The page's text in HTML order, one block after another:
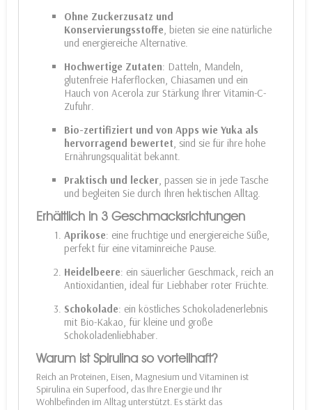
Ohne Zuckerzusatz und
Konservierungsstoffe, bieten sie eine natürliche
und energiereiche Alternative.
Hochwertige Zutaten: Datteln, Mandeln,
glutenfreie Haferflocken, Chiasamen und ein
Hauch von Acerola zur Stärkung Ihrer Vitamin-C-
Zufuhr.
Bio-zertifiziert und von Apps wie Yuka als
hervorragend bewertet, sind sie für ihre hohe
Ernährungsqualität bekannt.
Praktisch und lecker, passen sie in jede Tasche
und begleiten Sie durch Ihren hektischen Alltag.
Erhältlich in 3 Geschmacksrichtungen
Aprikose: eine fruchtige und energiereiche Süße,
perfekt für eine vitaminreiche Pause.
Heidelbeere: ein säuerlicher Geschmack, reich an
Antioxidantien, ideal für Liebhaber roter Früchte.
Schokolade: ein köstliches Schokoladenerlebnis
mit Bio-Kakao, für kleine und große
Schokoladenliebhaber.
Warum ist Spirulina so vorteilhaft?
Reich an Proteinen, Eisen, Magnesium und Vitaminen ist
Spirulina ein Superfood, das Ihre Energie und Ihr
Wohlbefinden im Alltag unterstützt. Es stärkt das